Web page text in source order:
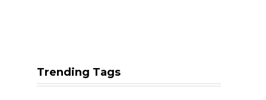
Trending Tags